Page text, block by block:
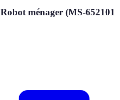
ménager (MS-652101